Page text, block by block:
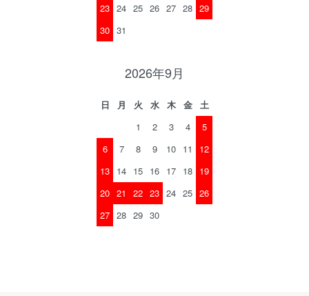
23 24 25 26 27 28 29
30 31
2026年9月
日 月 火 水 木 金
土
1
2 3 4
5
6
7 8 9 10 11
12
13 14 15 16 17 18 19
20 21 22 23 24 25 26
27 28 29 30